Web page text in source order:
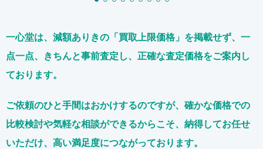
一心堂は、減額ありきの「買取上限価格」を掲載せず、 一
点一点、きちんと事前査定し、正確な査定価格をご案内し
ております。
ご依頼のひと手間はおかけするのですが、 確かな価格での
比較検討や気軽な相談ができるからこそ、 納得してお任せ
いただけ、高い満足度につながっております。